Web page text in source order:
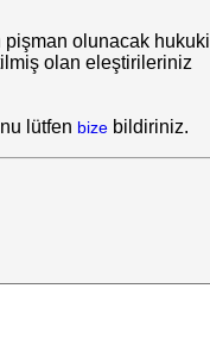
pişman olunacak hukuki
olan eleştirileriniz
lütfen bize bildiriniz.